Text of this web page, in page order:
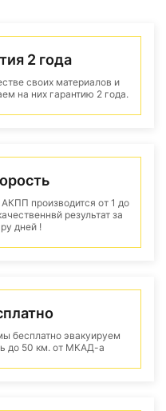
2 года
своих материалов и
на них гарантию 2 года.
производится от 1 до
результат за
дней !
бесплатно эвакуируем
до 50 км. от МКАД-а